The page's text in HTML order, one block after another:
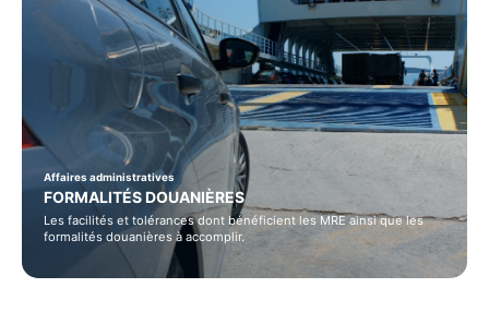
Affaires administratives
FORMALITÉS DOUANIÈRES
Les facilités et tolérances dont bénéficient les MRE ainsi que les
formalités douanières à accomplir.